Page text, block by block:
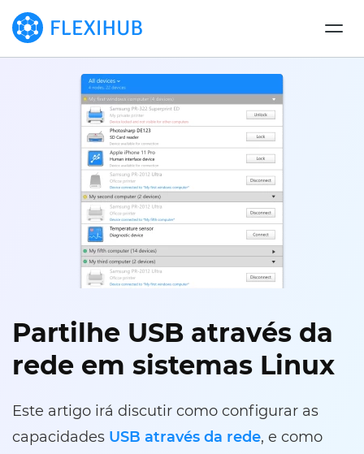
Partilhe USB através da
rede em sistemas Linux
Este artigo irá discutir como configurar as
capacidades USB através da rede, e como